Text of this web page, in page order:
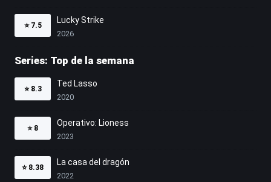
⭐ 7.5
Lucky Strike
2026
Series: Top de la semana
⭐ 8.3
Ted Lasso
2020
⭐ 8
Operativo: Lioness
2023
⭐ 8.38
La casa del dragón
2022